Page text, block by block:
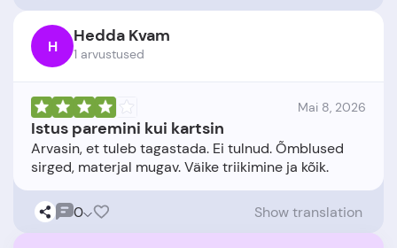
H Hedda Kvam
1 arvustused
Mai 8, 2026
Istus paremini kui kartsin
Arvasin, et tuleb tagastada. Ei tulnud. Õmblused
0 Show translation